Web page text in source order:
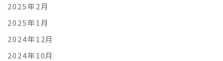
2025年2月
2025年1月
2024年12月
2024年10月